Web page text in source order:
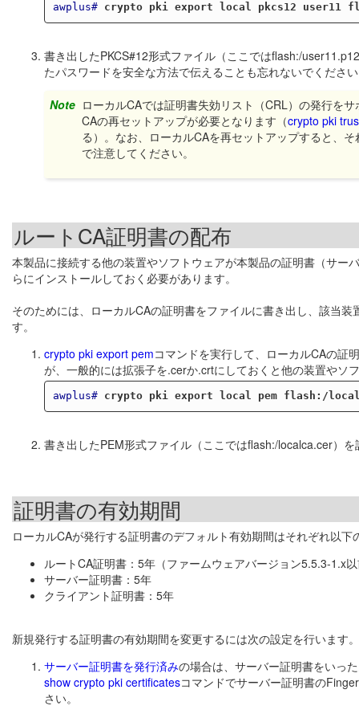
awplus# crypto pki export local pkcs12 user11
書き出したPKCS#12形式ファイル（ここではflash:/
たパスワードを安全な方法で伝えることも忘れないでくださ
Note ローカルCAでは証明書失効リスト（CRL）の発行を
CAの再セットアップが必要となります（crypto pki
る）。なお、ローカルCAを再セットアップすると、
で注意してください。
ルートCA証明書の配布
本製品に接続する他の装置やソフトウェアが本製品の証明書（サ
らにインストールしておく必要があります。
そのためには、ローカルCAの証明書をファイルに書き出し、該当
す。
crypto pki export pemコマンドを実行して、ローカルCAの証
が、一般的には拡張子を.cerか.crtにしておくと他の装置やソ
awplus# crypto pki export local pem flash:/
書き出したPEM形式ファイル（ここではflash:/localca.cer）
証明書の有効期間
ローカルCAが発行する証明書のデフォルト有効期間はそれぞれ以下
ルートCA証明書：5年（ファームウェアバージョン5.5.3-1.x
サーバー証明書：5年
クライアント証明書：5年
新規発行する証明書の有効期間を変更するには次の設定を行います。
サーバー証明書を発行済みの場合は、サーバー証明書をいっ
show crypto pki certificatesコマンドでサーバー証明書の
さい。